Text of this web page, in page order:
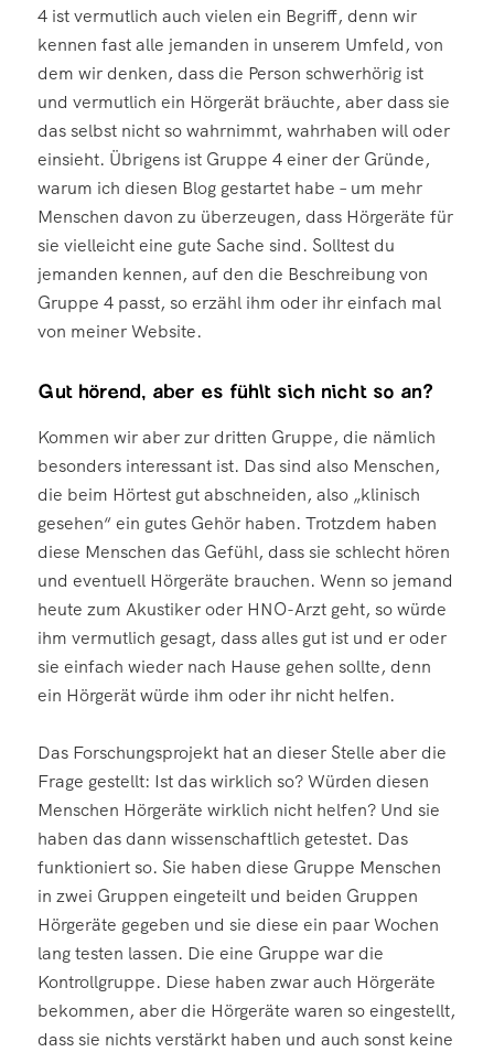
4 ist vermutlich auch vielen ein Begriff, denn wir
kennen fast alle jemanden in unserem Umfeld, von
dem wir denken, dass die Person schwerhörig ist
und vermutlich ein Hörgerät bräuchte, aber dass sie
das selbst nicht so wahrnimmt, wahrhaben will oder
einsieht. Übrigens ist Gruppe 4 einer der Gründe,
warum ich diesen Blog gestartet habe – um mehr
Menschen davon zu überzeugen, dass Hörgeräte für
sie vielleicht eine gute Sache sind. Solltest du
jemanden kennen, auf den die Beschreibung von
Gruppe 4 passt, so erzähl ihm oder ihr einfach mal
von meiner Website.
Gut hörend, aber es fühlt sich nicht so an?
Kommen wir aber zur dritten Gruppe, die nämlich
besonders interessant ist. Das sind also Menschen,
die beim Hörtest gut abschneiden, also „klinisch
gesehen“ ein gutes Gehör haben. Trotzdem haben
diese Menschen das Gefühl, dass sie schlecht hören
und eventuell Hörgeräte brauchen. Wenn so jemand
heute zum Akustiker oder HNO-Arzt geht, so würde
ihm vermutlich gesagt, dass alles gut ist und er oder
sie einfach wieder nach Hause gehen sollte, denn
ein Hörgerät würde ihm oder ihr nicht helfen.
Das Forschungsprojekt hat an dieser Stelle aber die
Frage gestellt: Ist das wirklich so? Würden diesen
Menschen Hörgeräte wirklich nicht helfen? Und sie
haben das dann wissenschaftlich getestet. Das
funktioniert so. Sie haben diese Gruppe Menschen
in zwei Gruppen eingeteilt und beiden Gruppen
Hörgeräte gegeben und sie diese ein paar Wochen
lang testen lassen. Die eine Gruppe war die
Kontrollgruppe. Diese haben zwar auch Hörgeräte
bekommen, aber die Hörgeräte waren so eingestellt,
dass sie nichts verstärkt haben und auch sonst keine